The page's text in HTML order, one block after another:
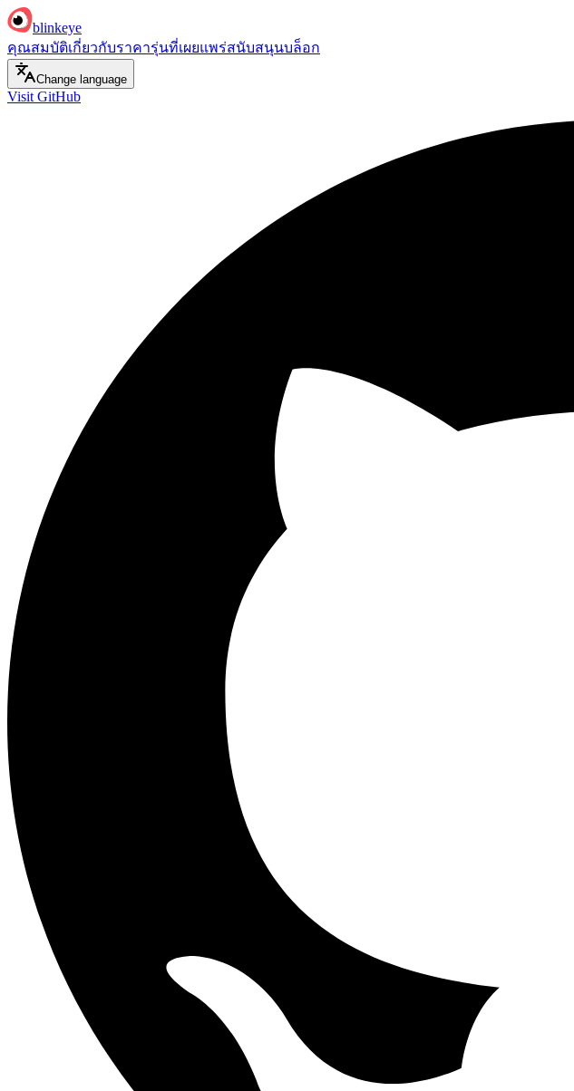
blinkeye
คุณสมบัติเกี่ยวกับราคารุ่นที่เผยแพร่สนับสนุนบล็อก
Change language
Visit GitHub